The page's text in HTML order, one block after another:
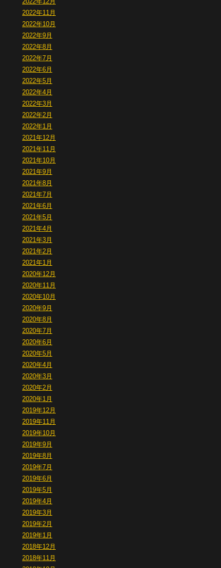
2022年11月
2022年10月
2022年9月
2022年8月
2022年7月
2022年6月
2022年5月
2022年4月
2022年3月
2022年2月
2022年1月
2021年12月
2021年11月
2021年10月
2021年9月
2021年8月
2021年7月
2021年6月
2021年5月
2021年4月
2021年3月
2021年2月
2021年1月
2020年12月
2020年11月
2020年10月
2020年9月
2020年8月
2020年7月
2020年6月
2020年5月
2020年4月
2020年3月
2020年2月
2020年1月
2019年12月
2019年11月
2019年10月
2019年9月
2019年8月
2019年7月
2019年6月
2019年5月
2019年4月
2019年3月
2019年2月
2019年1月
2018年12月
2018年11月